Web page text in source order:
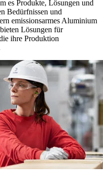
es Produkte, Lösungen und
Bedürfnissen und
emissionsarmes Aluminium
Lösungen für
ihre Produktion